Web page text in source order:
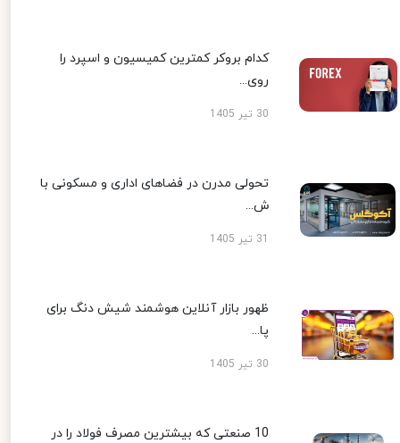
کدام بروکر کمترین کمیسیون و اسپرد را
روی...
30 تیر 1405
تحولی مدرن در فضاهای اداری و مسکونی با
ش...
ظهور بازار آنلاین هوشمند شیش دنگ برای
پا...
30 تیر 1405
10 صنعتی که بیشترین مصرف فولاد را در